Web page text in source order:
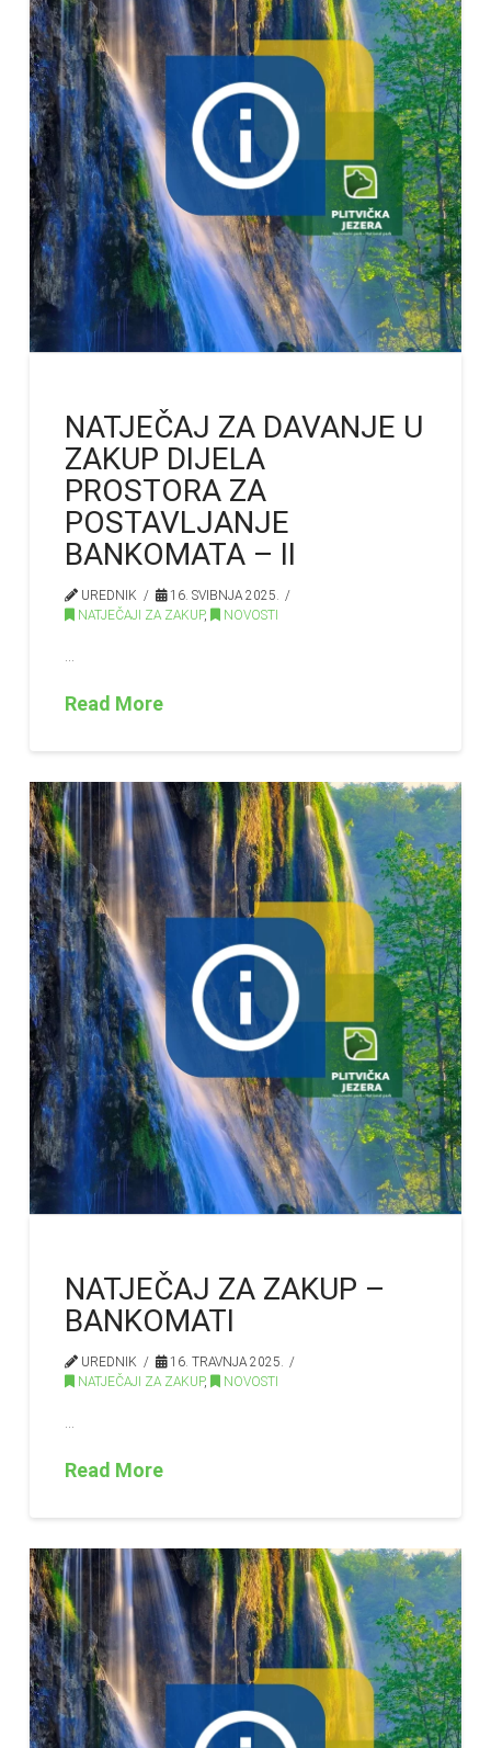
NATJEČAJ ZA DAVANJE U
ZAKUP DIJELA
PROSTORA ZA
POSTAVLJANJE
BANKOMATA – II
UREDNIK
16. SVIBNJA 2025.
NATJEČAJI ZA ZAKUP, NOVOSTI
…
Read More
NATJEČAJ ZA ZAKUP –
BANKOMATI
UREDNIK
16. TRAVNJA 2025.
NATJEČAJI ZA ZAKUP, NOVOSTI
…
Read More